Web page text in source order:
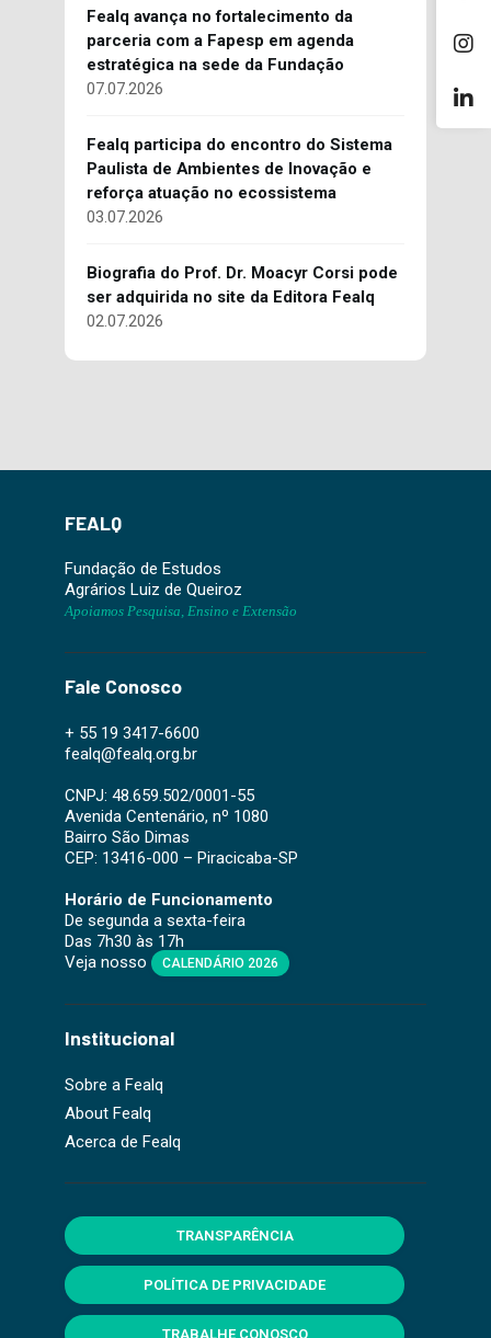
Fealq avança no fortalecimento da
parceria com a Fapesp em agenda
estratégica na sede da Fundação
07.07.2026
Fealq participa do encontro do Sistema
Paulista de Ambientes de Inovação e
reforça atuação no ecossistema
03.07.2026
Biografia do Prof. Dr. Moacyr Corsi pode
ser adquirida no site da Editora Fealq
02.07.2026
FEALQ
Fundação de Estudos
Agrários Luiz de Queiroz
Apoiamos Pesquisa, Ensino e Extensão
Fale Conosco
+ 55 19 3417-6600
fealq@fealq.org.br
CNPJ: 48.659.502/0001-55
Avenida Centenário, nº 1080
Bairro São Dimas
CEP: 13416-000 – Piracicaba-SP
Horário de Funcionamento
De segunda a sexta-feira
Das 7h30 às 17h
Veja nosso
CALENDÁRIO 2026
Institucional
Sobre a Fealq
About Fealq
Acerca de Fealq
TRANSPARÊNCIA
POLÍTICA DE PRIVACIDADE
TRABALHE CONOSCO